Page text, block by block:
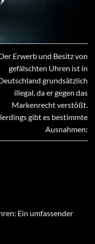
Erwerb und Besitz von
gefälschten Uhren ist in
grundsätzlich
illegal, da er gegen das
Markenrecht verstößt.
gibt es bestimmte
Ausnahmen:
Ein umfassender